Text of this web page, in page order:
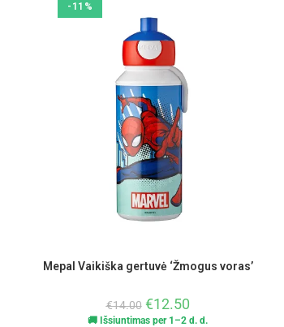
-11%
Mepal Vaikiška gertuvė ‘Žmogus voras’
€14.00 €12.50
🚚 Išsiuntimas per 1–2 d. d.